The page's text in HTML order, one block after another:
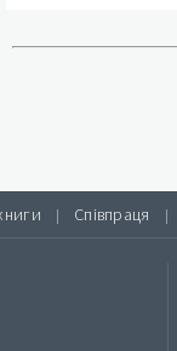
| Співпраця |